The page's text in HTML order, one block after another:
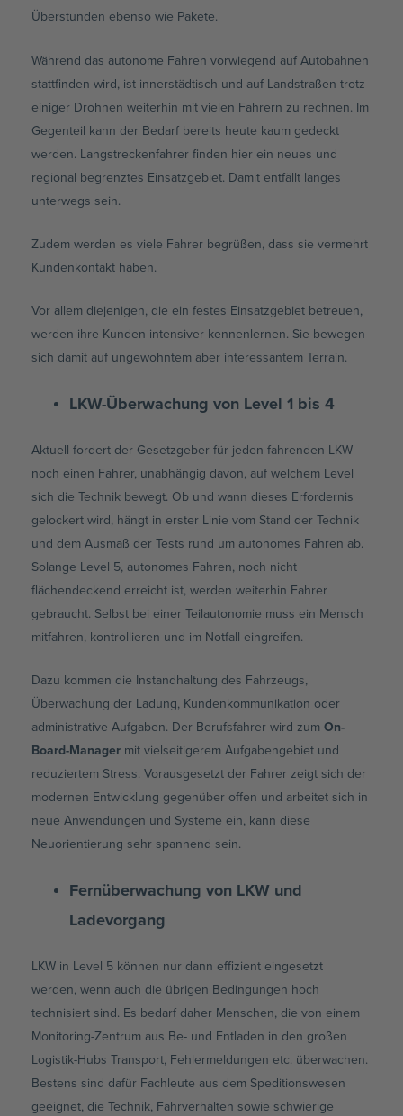
Überstunden ebenso wie Pakete.
Während das autonome Fahren vorwiegend auf Autobahnen
stattfinden wird, ist innerstädtisch und auf Landstraßen trotz
einiger Drohnen weiterhin mit vielen Fahrern zu rechnen. Im
Gegenteil kann der Bedarf bereits heute kaum gedeckt
werden. Langstreckenfahrer finden hier ein neues und
regional begrenztes Einsatzgebiet. Damit entfällt langes
unterwegs sein.
Zudem werden es viele Fahrer begrüßen, dass sie vermehrt
Kundenkontakt haben.
Vor allem diejenigen, die ein festes Einsatzgebiet betreuen,
werden ihre Kunden intensiver kennenlernen. Sie bewegen
sich damit auf ungewohntem aber interessantem Terrain.
LKW-Überwachung von Level 1 bis 4
Aktuell fordert der Gesetzgeber für jeden fahrenden LKW
noch einen Fahrer, unabhängig davon, auf welchem Level
sich die Technik bewegt. Ob und wann dieses Erfordernis
gelockert wird, hängt in erster Linie vom Stand der Technik
und dem Ausmaß der Tests rund um autonomes Fahren ab.
Solange Level 5, autonomes Fahren, noch nicht
flächendeckend erreicht ist, werden weiterhin Fahrer
gebraucht. Selbst bei einer Teilautonomie muss ein Mensch
mitfahren, kontrollieren und im Notfall eingreifen.
Dazu kommen die Instandhaltung des Fahrzeugs,
Überwachung der Ladung, Kundenkommunikation oder
administrative Aufgaben. Der Berufsfahrer wird zumOn-
Board-Manager mit vielseitigerem Aufgabengebiet und
reduziertem Stress. Vorausgesetzt der Fahrer zeigt sich der
modernen Entwicklung gegenüber offen und arbeitet sich in
neue Anwendungen und Systeme ein, kann diese
Neuorientierung sehr spannend sein.
Fernüberwachung von LKW und
Ladevorgang
LKW in Level 5 können nur dann effizient eingesetzt
werden, wenn auch die übrigen Bedingungen hoch
technisiert sind. Es bedarf daher Menschen, die von einem
Monitoring-Zentrum aus Be- und Entladen in den großen
Logistik-Hubs Transport, Fehlermeldungen etc. überwachen.
Bestens sind dafür Fachleute aus dem Speditionswesen
geeignet, die Technik, Fahrverhalten sowie schwierige